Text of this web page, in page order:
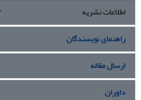
اطلاعات نشریه
راهنمای نویسندگان
ارسال مقاله
داوران